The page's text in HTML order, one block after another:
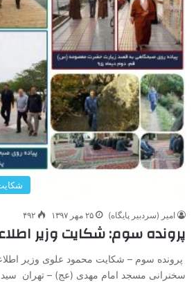
امیر (سردبیر پایگاه) ۲۵ مهر ۱۳۹۷ ۴۹۲
پرونده سوم: شکایت وزیر
پرونده سوم – شکایت محمود علوی وزیر
سخنرانی مسجد امام مهدی (عج) – تهران